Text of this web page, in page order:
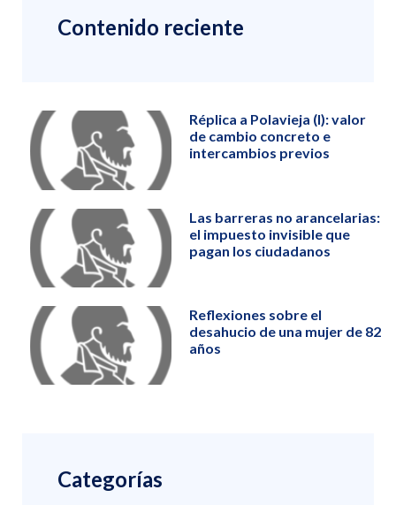
Contenido reciente
Réplica a Polavieja (I): valor
de cambio concreto e
intercambios previos
Las barreras no arancelarias:
el impuesto invisible que
pagan los ciudadanos
Reflexiones sobre el
desahucio de una mujer de 82
años
Categorías